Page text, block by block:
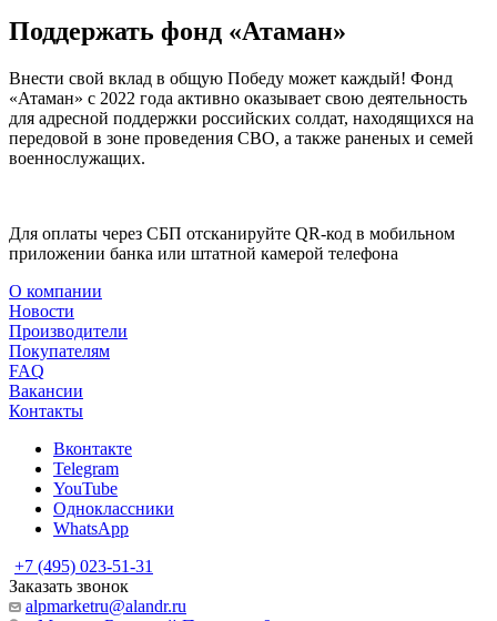
Поддержать фонд «Атаман»
Внести свой вклад в общую Победу может каждый! Фонд
«Атаман» с 2022 года активно оказывает свою деятельность
для адресной поддержки российских солдат, находящихся на
передовой в зоне проведения СВО, а также раненых и семей
военнослужащих.
Для оплаты через СБП отсканируйте QR-код в мобильном
приложении банка или штатной камерой телефона
О компании
Новости
Производители
Покупателям
FAQ
Вакансии
Контакты
Вконтакте
Telegram
YouTube
Одноклассники
WhatsApp
+7 (495) 023-51-31
Заказать звонок
alpmarketru@alandr.ru